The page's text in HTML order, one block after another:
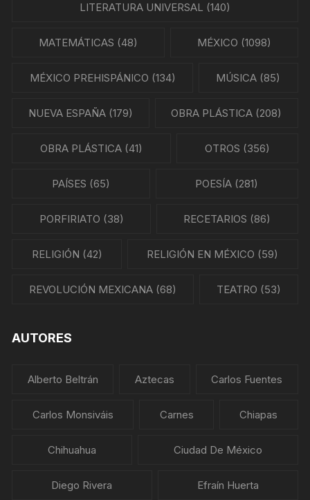
LITERATURA UNIVERSAL (140)
MATEMÁTICAS (48) MÉXICO (1098)
MÉXICO PREHISPÁNICO (134) MÚSICA (85)
NUEVA ESPAÑA(179) OBRA PLÁSTICA (208)
OBRA PLÁSTICA (41) OTROS (356)
PAÍSES (65) POESÍA (281)
PORFIRIATO (38) RECETARIOS (86)
RELIGIÓN (42) RELIGIÓN EN MÉXICO (59)
REVOLUCIÓN MEXICANA (68) TEATRO (53)
AUTORES
Alberto Beltrán Aztecas Carlos Fuentes
Carlos Monsiváis Carnes Chiapas
Chihuahua Ciudad De México
Diego Rivera Efraín Huerta